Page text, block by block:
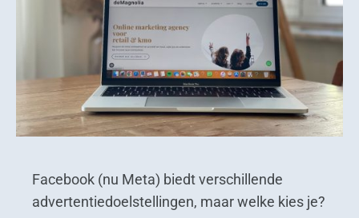
Facebook (nu Meta) biedt verschillende
advertentiedoelstellingen, maar welke kies je?